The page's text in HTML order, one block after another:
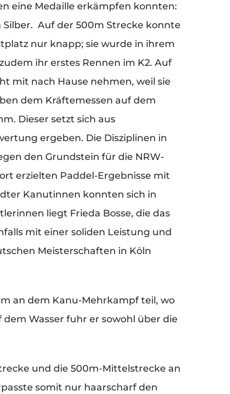
eine Medaille erkämpfen konnten:
Auf der 500m Strecke konnte
nur knapp; sie wurde in ihrem
ihr erstes Rennen im K2. Auf
mit nach Hause nehmen, weil sie
dem Kräftemessen auf dem
Dieser setzt sich aus
ergeben. Die Disziplinen in
den Grundstein für die NRW-
erzielten Paddel-Ergebnisse mit
Kanutinnen konnten sich in
liegt Frieda Bosse, die das
mit einer soliden Leistung und
Meisterschaften in Köln
an dem Kanu-Mehrkampf teil, wo
Wasser fuhr er sowohl über die
und die 500m-Mittelstrecke an
somit nur haarscharf den